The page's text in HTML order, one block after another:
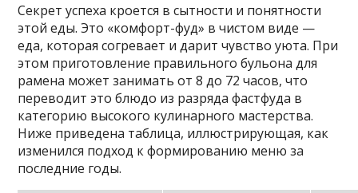
Секрет успеха кроется в сытности и понятности
этой еды. Это «комфорт-фуд» в чистом виде —
еда, которая согревает и дарит чувство уюта. При
этом приготовление правильного бульона для
рамена может занимать от 8 до 72 часов, что
переводит это блюдо из разряда фастфуда в
категорию высокого кулинарного мастерства.
Ниже приведена таблица, иллюстрирующая, как
изменился подход к формированию меню за
последние годы.